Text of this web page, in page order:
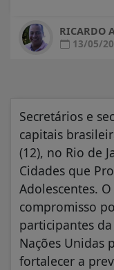
RICARDO
13/05/
Secretários e
capitais
(12), no Rio de
Cidades que
Adolescentes.
compromisso
participantes
Nações Unidas
fortalecer a